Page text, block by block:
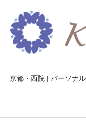
京都・西院 | パーソナ